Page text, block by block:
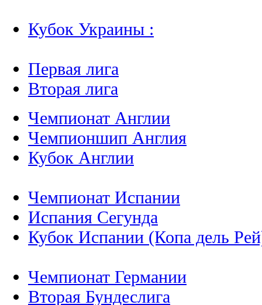
Кубок Украины :
Первая лига
Вторая лига
Чемпионат Англии
Чемпионшип Англия
Кубок Англии
Чемпионат Испании
Испания Сегунда
Кубок Испании (Копа дель
Чемпионат Германии
Вторая Бундеслига